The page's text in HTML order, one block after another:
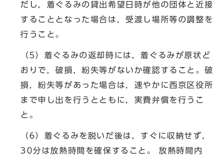
だし，着ぐるみの貸出希望日時が他の団体と近接
することとなった場合は，受渡し場所等の調整を
行うこと。
（5）着ぐるみの返却時には，着ぐるみが原状ど
おりで，破損，紛失等がないか確認すること。破
損，紛失等があった場合は，速やかに西京区役所
まで申し出を行うとともに，実費弁償を行うこ
と。
（6）着ぐるみを脱いだ後は，すぐに収納せず，
30分は放熱時間を確保すること。 放熱時間内